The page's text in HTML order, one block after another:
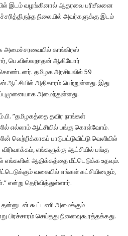
இடம் வழங்கினால் ஆதரவை பரிசீலனை
நிலையில் அவர்களுக்கு இடம்
அமைச்சரவையில் காங்கிரஸ்
பெ.விஸ்வநாதன் ஆகியோர்
தமிழக அரசியலில் 59
ஆட்சியில் அதிகாரம் பெற்றுள்ளது. இது
அமைந்துள்ளது.
”தமிழகத்தை தவிர நாங்கள்
எல்லாம் ஆட்சியில் பங்கு கொள்வோம்.
வெற்றிக்காகப் பாடுபட்டுவிட்டு வெளியில்
எங்களுக்கு ஆட்சியில் பங்கு
எங்களின் ஆதிக்கத்தை மீட்டெடுக்க உதவும்.
வகையில் எங்கள் கட்சியினரும்,
என்று தெரிவித்துள்ளார்.
தன்னுடன் கூட்டணி அமைக்கும்
பிரச்சாரம் செய்தது நினைவுகூரத்தக்கது.